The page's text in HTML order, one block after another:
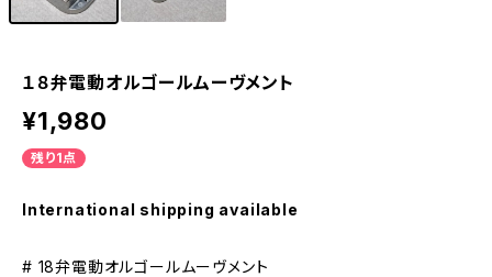
１８弁電動オルゴールムーヴメント
¥1,980
残り1点
International shipping available
# 18弁電動オルゴールムーヴメント